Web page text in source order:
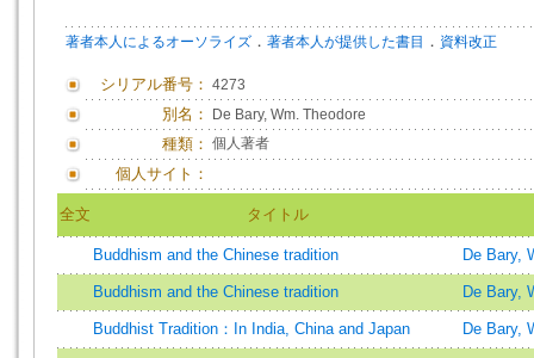
著者本人によるオーソライズ ． 著者本人が提供した書目 ． 資料改正
シリアル番号： 4273
別名： De Bary, Wm. Theodore
種類： 個人著者
個人サイト：
全文 タイトル
Buddhism and the Chinese tradition De Bary,
Buddhism and the Chinese tradition De Bary,
Buddhist Tradition：In India, China and Japan De Bary,